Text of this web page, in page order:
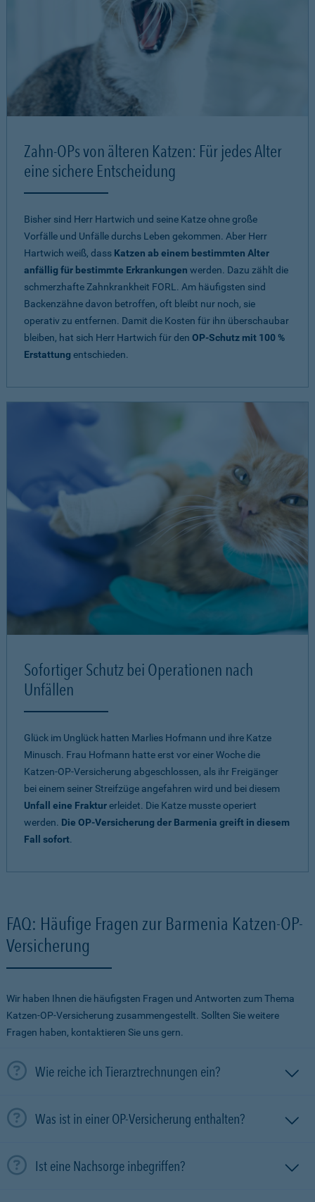
Zahn-OPs von älteren Katzen: Für jedes Alter
eine sichere Entscheidung
Bisher sind Herr Hartwich und seine Katze ohne große
Vorfälle und Unfälle durchs Leben gekommen. Aber Herr
Hartwich weiß, dass Katzen ab einem bestimmten Alter
anfällig für bestimmte Erkrankungen werden. Dazu zählt die
schmerzhafte Zahnkrankheit FORL. Am häufigsten sind
Backenzähne davon betroffen, oft bleibt nur noch, sie
operativ zu entfernen. Damit die Kosten für ihn überschaubar
bleiben, hat sich Herr Hartwich für den OP-Schutz mit 100 %
Erstattung entschieden.
Sofortiger Schutz bei Operationen nach
Unfällen
Glück im Unglück hatten Marlies Hofmann und ihre Katze
Minusch. Frau Hofmann hatte erst vor einer Woche die
Katzen-OP-Versicherung abgeschlossen, als ihr Freigänger
bei einem seiner Streifzüge angefahren wird und bei diesem
Unfall eine Frakturerleidet. Die Katze musste operiert
werden. Die OP-Versicherung der Barmenia greift in diesem
Fall sofort.
FAQ: Häufige Fragen zur Barmenia Katzen-OP-
Versicherung
Wir haben Ihnen die häufigsten Fragen und Antworten zum Thema
Katzen-OP-Versicherung zusammengestellt. Sollten Sie weitere
Fragen haben, kontaktieren Sie uns gern.
Wie reiche ich Tierarztrechnungen ein?
Was ist in einer OP-Versicherung enthalten?
Ist eine Nachsorge inbegriffen?